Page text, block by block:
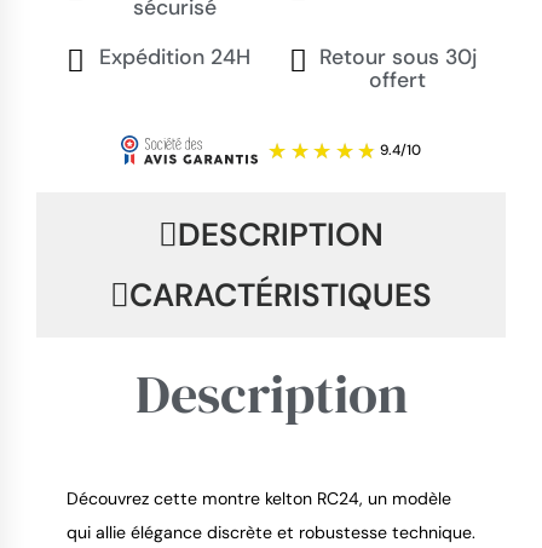
sécurisé
Expédition 24H
Retour sous 30j
offert
DESCRIPTION
CARACTÉRISTIQUES
Description
Découvrez cette montre kelton RC24, un modèle
qui allie élégance discrète et robustesse technique.